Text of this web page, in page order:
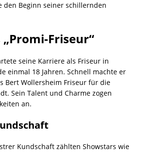
den Beginn seiner schillernden
Friseur“
seine Karriere als Friseur in
einmal 18 Jahren. Schnell machte er
Bert Wollersheim Friseur für die
Sein Talent und Charme zogen
an.
Kundschaft zählten Showstars wie